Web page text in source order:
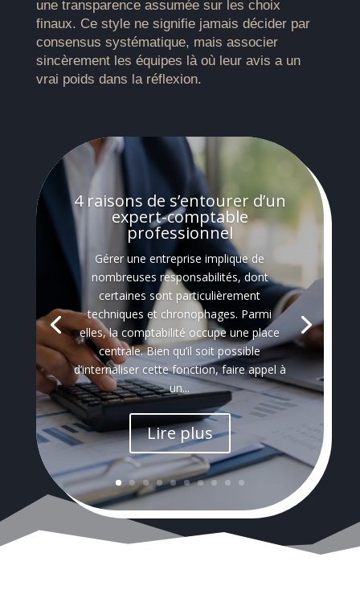
une transparence assumée sur les choix
finaux. Ce style ne signifie jamais décider par
consensus systématique, mais associer
sincèrement les équipes là où leur avis a un
vrai poids dans la réflexion.
4 raisons de s’entourer d’un
expert-comptable
professionnel
Gérer une entreprise implique de
nombreuses responsabilités, dont
certaines sont particulièrement
techniques et chronophages. Parmi
elles, la comptabilité occupe une place
centrale. Bien qu’il soit possible
d’internaliser cette fonction, faire appel à
un...
Lire plus